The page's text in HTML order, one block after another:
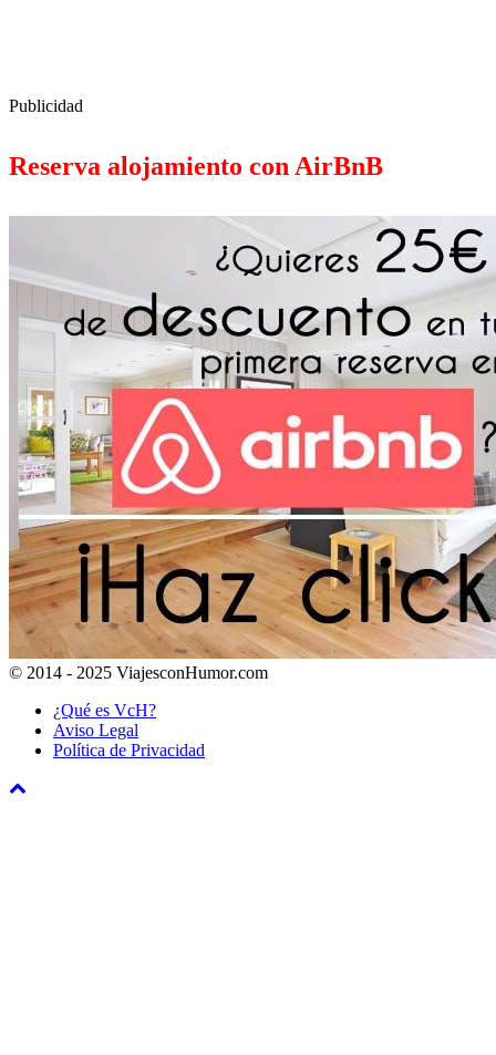
Publicidad
Reserva alojamiento con AirBnB
© 2014 - 2025 ViajesconHumor.com
¿Qué es VcH?
Aviso Legal
Política de Privacidad